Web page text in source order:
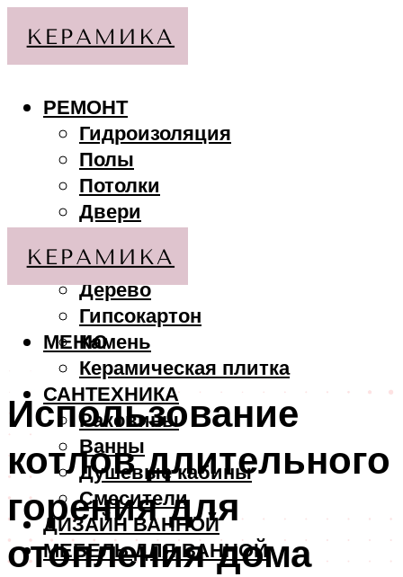
РЕМОНТ
Гидроизоляция
Полы
Потолки
Двери
МАТЕРИАЛЫ
Дерево
Гипсокартон
Камень
Керамическая плитка
САНТЕХНИКА
Раковины
Ванны
Душевые кабины
Смесители
ДИЗАЙН ВАННОЙ
МЕБЕЛЬ ДЛЯ ВАННОЙ
МЕНЮ
Использование
котлов длительного
горения для
отопления дома